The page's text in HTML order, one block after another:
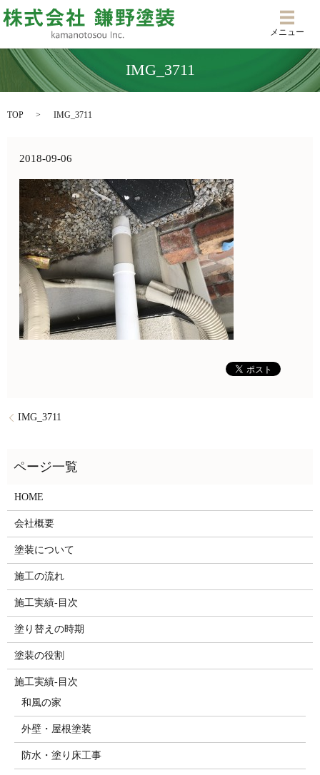
メニ
メニュー
IMG_3711
TOP IMG_3711
2018-09-06
IMG_3711
HOME
会社概要
塗装について
施工の流れ
施工実績-目次
塗り替えの時期
塗装の役割
施工実績-目次
和風の家
外壁・屋根塗装
防水・塗り床工事